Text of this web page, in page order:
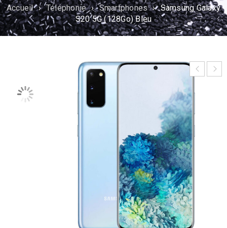
Accueil › Téléphonie › Smartphones › Samsung Galaxy
S20 5G (128Go) Bleu